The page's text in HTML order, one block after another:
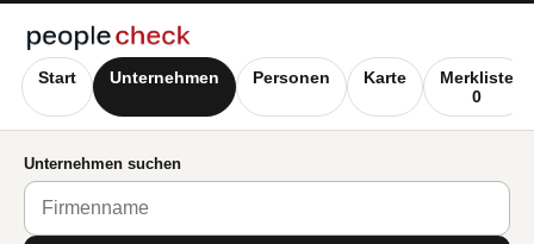
Start Unternehmen Personen Karte
Merkliste
0
Unternehmen suchen